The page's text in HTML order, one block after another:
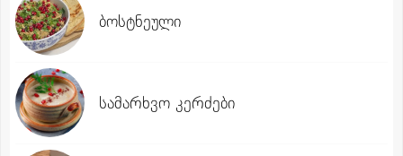
ბოსტნეული
სამარხვო კერძები